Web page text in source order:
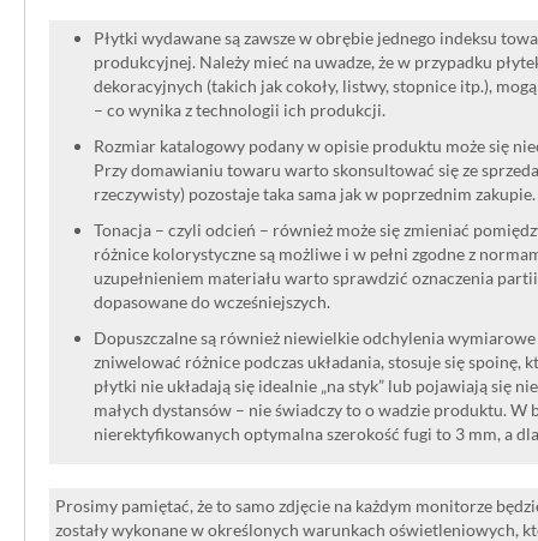
Płytki wydawane są zawsze w obrębie jednego indeksu
produkcyjnej. Należy mieć na uwadze, że w przypadku
dekoracyjnych (takich jak cokoły, listwy, stopnice itp.),
– co wynika z technologii ich produkcji.
Rozmiar katalogowy podany w opisie produktu może się
Przy domawianiu towaru warto skonsultować się ze
rzeczywisty) pozostaje taka sama jak w poprzednim zakupie.
Tonacja – czyli odcień – również może się zmieniać
różnice kolorystyczne są możliwe i w pełni zgodne z
uzupełnieniem materiału warto sprawdzić oznaczenia
dopasowane do wcześniejszych.
Dopuszczalne są również niewielkie odchylenia
zniwelować różnice podczas układania, stosuje się spoinę,
płytki nie układają się idealnie „na styk” lub pojawiają się
małych dystansów – nie świadczy to o wadzie produktu. W
nierektyfikowanych optymalna szerokość fugi to 3 mm, a
Prosimy pamiętać, że to samo zdjęcie na każdym monitorze
zostały wykonane w określonych warunkach oświetleniowych,